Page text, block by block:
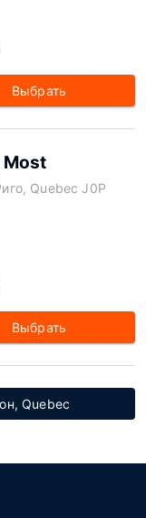
Выбрать
Most
Quebec J0P
Выбрать
Quebec